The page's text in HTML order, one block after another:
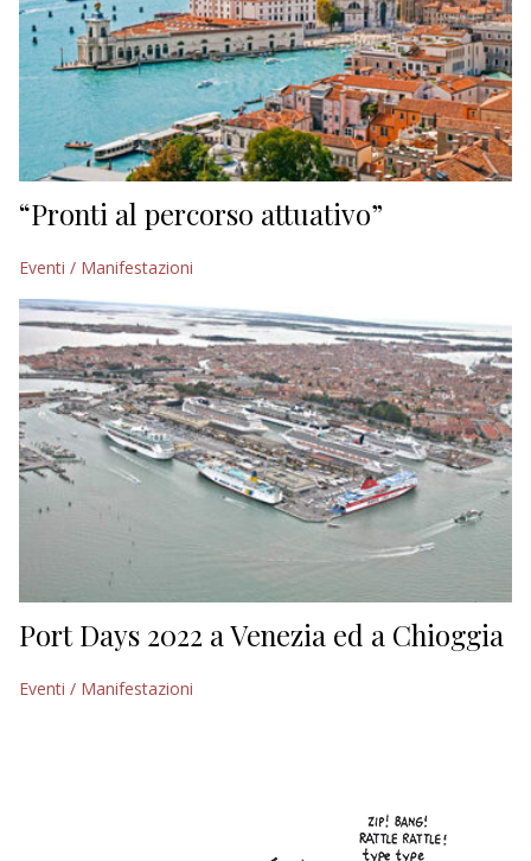
“Pronti al percorso attuativo”
Eventi / Manifestazioni
Port Days 2022 a Venezia ed a Chioggia
Eventi / Manifestazioni